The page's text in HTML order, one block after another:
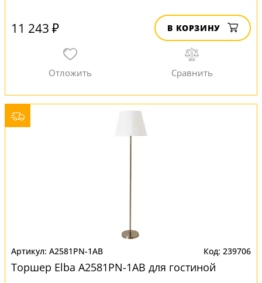
11 243 ₽ В КОРЗИНУ
A2581PN-1AB 239706
Торшер Elba A2581PN-1AB для гостиной